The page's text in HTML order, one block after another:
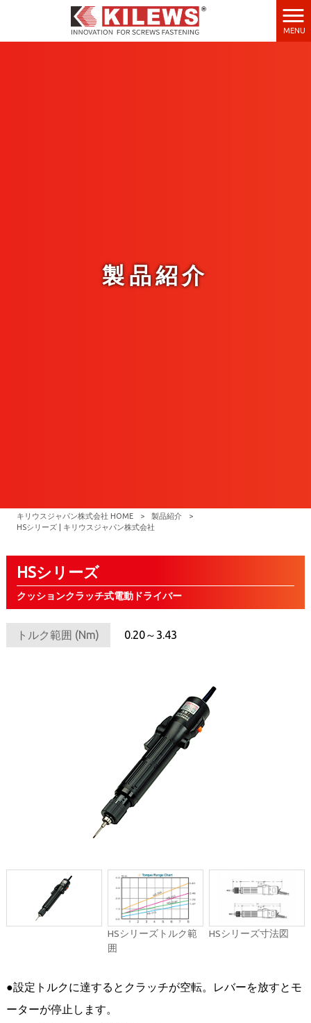
MENU
製品紹介
キリウスジャパン株式会社 HOME > 製品紹介
>
HSシリーズ | キリウスジャパン株式会社
HSシリーズ
クッションクラッチ式電動ドライバー
トルク範囲 (Nm) 0.20～3.43
HSシリーズトルク範
囲
HSシリーズ寸法図
●設定トルクに達するとクラッチが空転。レバーを放すとモ
ーターが停止します。